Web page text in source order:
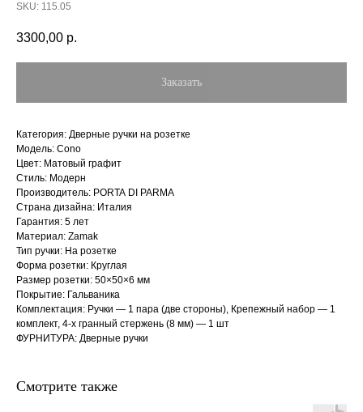
SKU: 115.05
3300,00 р.
Заказать
Категория: Дверные ручки на розетке
Модель: Cono
Цвет: Матовый графит
Стиль: Модерн
Производитель: PORTA DI PARMA
Страна дизайна: Италия
Гарантия: 5 лет
Материал: Zamak
Тип ручки: На розетке
Форма розетки: Круглая
Размер розетки: 50×50×6 мм
Покрытие: Гальваника
Комплектация: Ручки — 1 пара (две стороны), Крепежный набор — 1
комплект, 4-х гранный стержень (8 мм) — 1 шт
ФУРНИТУРА: Дверные ручки
Смотрите также